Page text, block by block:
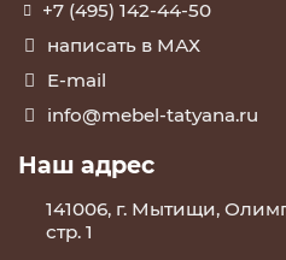
+7 (495) 142-44-50
написать в МАХ
E-mail
info@mebel-tatyana.ru
Наш адрес
141006, г. Мытищи,
стр. 1